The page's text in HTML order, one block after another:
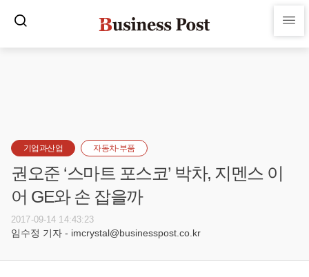
기업과산업 자동차·부품
권오준 ‘스마트 포스코’ 박차, 지멘스 이
어 GE와 손 잡을까
2017-09-14 14:43:23
임수정 기자 - imcrystal@businesspost.co.kr